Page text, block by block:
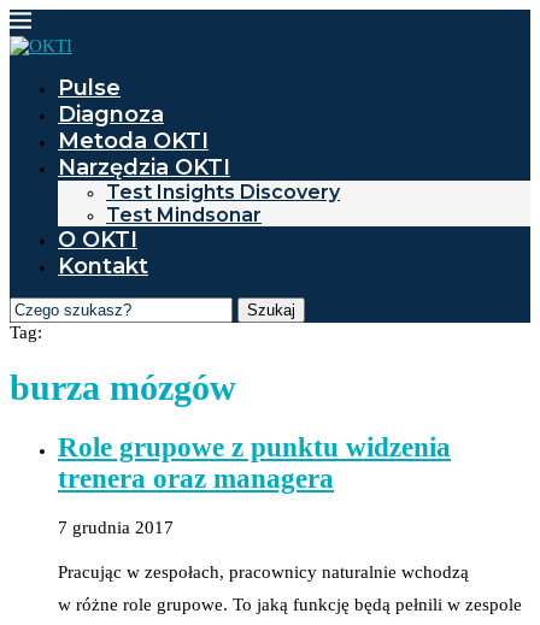
Pulse
Diagnoza
Metoda OKTI
Narzędzia OKTI
Test Insights Discovery
Test Mindsonar
O OKTI
Kontakt
Szukaj
Tag:
burza mózgów
Role grupowe z punktu widzenia
trenera oraz managera
7 grudnia 2017
Pracując w zespołach, pracownicy naturalnie wchodzą
w różne role grupowe. To jaką funkcję będą pełnili w zespole